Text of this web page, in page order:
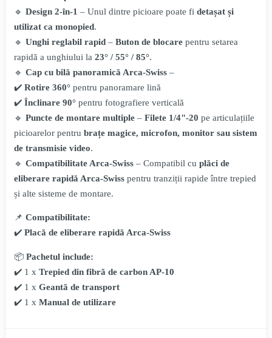
🔹 Design 2-în-1 – Unul dintre picioare poate fi detașat și
utilizat ca monopied.
🔹 Unghi reglabil rapid – Buton de blocare pentru setarea
rapidă a unghiului la 23° / 55° / 85°.
🔹 Cap cu bilă panoramică Arca-Swiss –
✔️ Rotire 360° pentru panoramare lină
✔️ Înclinare 90° pentru fotografiere verticală
🔹 Puncte de montare multiple – Filete 1/4"-20 pe articulațiile
picioarelor pentru brațe magice, microfon, monitor sau sistem
de transmisie video.
🔹 Compatibilitate Arca-Swiss – Compatibil cu plăci de
eliberare rapidă Arca-Swiss pentru tranziții rapide între trepied
și alte sisteme de montare.
📌 Compatibilitate:
✔️ Placă de eliberare rapidă Arca-Swiss
📦 Pachetul include:
✔️ 1 x Trepied din fibră de carbon AP-10
✔️ 1 x Geantă de transport
✔️ 1 x Manual de utilizare